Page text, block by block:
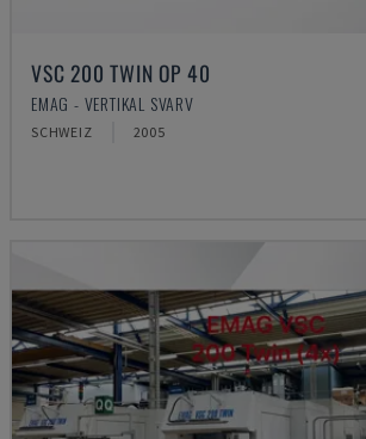
VSC 200 TWIN OP 40
EMAG - VERTIKAL SVARV
SCHWEIZ 2005